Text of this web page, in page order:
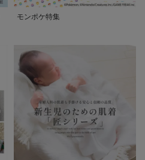
モンポケ特集